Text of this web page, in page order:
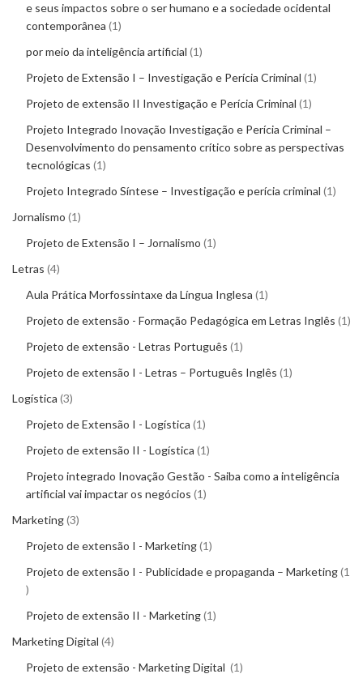
e seus impactos sobre o ser humano e a sociedade ocidental
contemporânea 1
por meio da inteligência artificial 1
Projeto de Extensão I – Investigação e Perícia Criminal 1
Projeto de extensão II Investigação e Perícia Criminal 1
Projeto Integrado Inovação Investigação e Perícia Criminal –
Desenvolvimento do pensamento crítico sobre as perspectivas
tecnológicas 1
Projeto Integrado Síntese – Investigação e perícia criminal 1
Jornalismo 1
Projeto de Extensão I – Jornalismo 1
Letras 4
Aula Prática Morfossintaxe da Língua Inglesa 1
Projeto de extensão - Formação Pedagógica em Letras Inglês 1
Projeto de extensão - Letras Português 1
Projeto de extensão I - Letras – Português Inglês 1
Logística 3
Projeto de Extensão I - Logística 1
Projeto de extensão II - Logística 1
Projeto integrado Inovação Gestão - Saiba como a inteligência
artificial vai impactar os negócios 1
Marketing 3
Projeto de extensão I - Marketing 1
Projeto de extensão I - Publicidade e propaganda – Marketing 1
Projeto de extensão II - Marketing 1
Marketing Digital 4
Projeto de extensão - Marketing Digital
1